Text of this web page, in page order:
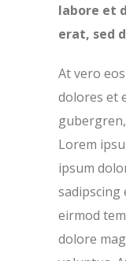
labore et
erat, sed
At vero
dolores et
Lorem
ipsum
sadipscing
eirmod
dolore